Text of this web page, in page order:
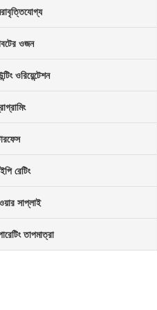
ওজন
ওরিয়েন্টেশন
রেটিং
সাপ্লাই
তাপমাত্রা